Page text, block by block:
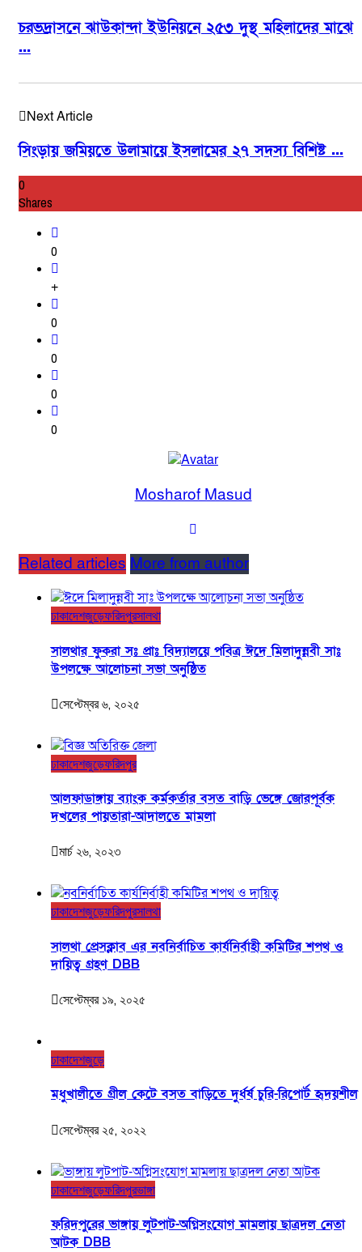
চরভদ্রাসনে ঝাউকান্দা ইউনিয়নে ২৫৩ দুস্থ মহিলাদের মাঝে
...
Next Article
সিংড়ায় জমিয়তে উলামায়ে ইসলামের ২৭ সদস্য বিশিষ্ট ...
0
Shares
0
+
0
0
0
0
Mosharof Masud
Related articles More from author
ঢাকাদেশজুড়েফরিদপুরসালথা
সালথার ফুকরা সঃ প্রাঃ বিদ্যালয়ে পবিত্র ঈদে মিলাদুন্নবী সাঃ
উপলক্ষে আলোচনা সভা অনুষ্ঠিত
সেপ্টেম্বর ৬, ২০২৫
ঢাকাদেশজুড়েফরিদপুর
আলফাডাঙ্গায় ব্যাংক কর্মকর্তার বসত বাড়ি ভেঙ্গে জোরপূর্বক
দখলের পায়তারা-আদালতে মামলা
মার্চ ২৬, ২০২৩
ঢাকাদেশজুড়েফরিদপুরসালথা
সালথা প্রেসক্লাব এর নবনির্বাচিত কার্যনির্বাহী কমিটির শপথ ও
দায়িত্ব গ্রহণ DBB
সেপ্টেম্বর ১৯, ২০২৫
ঢাকাদেশজুড়ে
মধুখালীতে গ্রীল কেটে বসত বাড়িতে দুর্ধর্ষ চুরি-রিপোর্ট হৃদয়শীল
সেপ্টেম্বর ২৫, ২০২২
ঢাকাদেশজুড়েফরিদপুরভাঙ্গা
ফরিদপুরের ভাঙ্গায় লুটপাট-অগ্নিসংযোগ মামলায় ছাত্রদল নেতা
আটক DBB